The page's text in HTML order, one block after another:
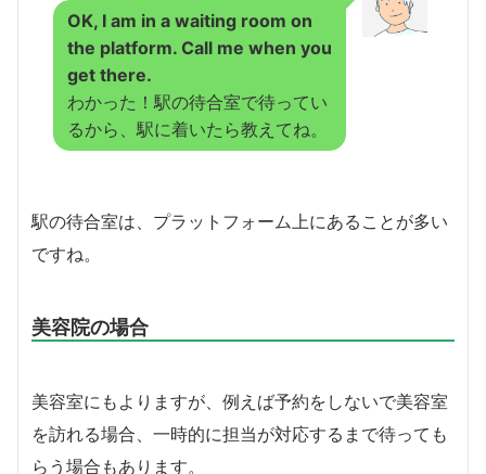
OK, I am in a waiting room on
the platform. Call me when you
get there.
わかった！駅の待合室で待ってい
るから、駅に着いたら教えてね。
駅の待合室は、プラットフォーム上にあることが多い
ですね。
美容院の場合
美容室にもよりますが、例えば予約をしないで美容室
を訪れる場合、一時的に担当が対応するまで待っても
らう場合もあります。